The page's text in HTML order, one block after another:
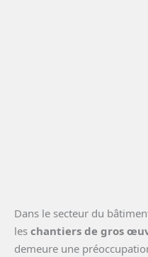
Dans le secteur du
les chantiers de gros
demeure une